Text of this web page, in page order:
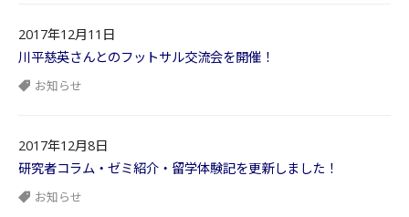
2017年12月11日
川平慈英さんとのフットサル交流会を開催！
お知らせ
2017年12月8日
研究者コラム・ゼミ紹介・留学体験記を更新しました！
お知らせ